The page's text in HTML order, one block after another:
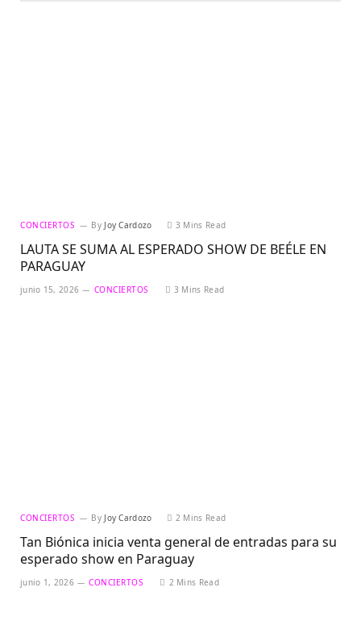
CONCIERTOS By Joy Cardozo 3 Mins Read
LAUTA SE SUMA AL ESPERADO SHOW DE BEÉLE EN
PARAGUAY
junio 15, 2026 CONCIERTOS 3 Mins Read
CONCIERTOS By Joy Cardozo 2 Mins Read
Tan Biónica inicia venta general de entradas para su
esperado show en Paraguay
junio 1, 2026 CONCIERTOS 2 Mins Read